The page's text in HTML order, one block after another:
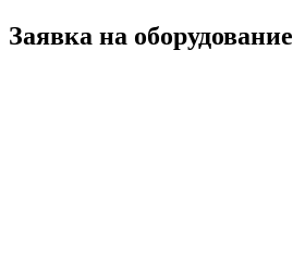
Заявка на оборудование